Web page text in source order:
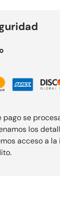
pago se
los
acceso a